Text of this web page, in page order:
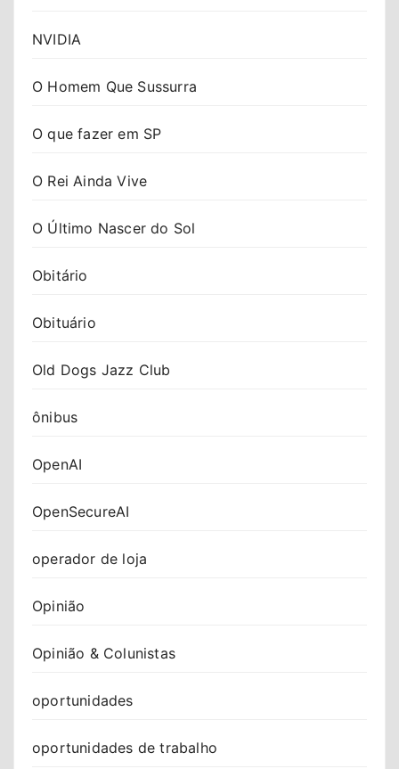
NVIDIA
O Homem Que Sussurra
O que fazer em SP
O Rei Ainda Vive
O Último Nascer do Sol
Obitário
Obituário
Old Dogs Jazz Club
ônibus
OpenAI
OpenSecureAI
operador de loja
Opinião
Opinião & Colunistas
oportunidades
oportunidades de trabalho